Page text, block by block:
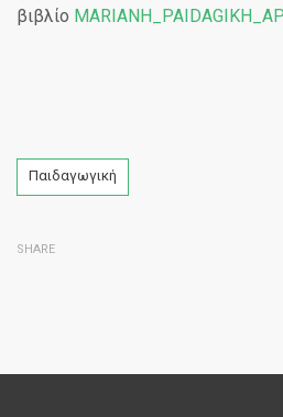
βιβλίο
Tags
Παιδαγωγική
SHARE